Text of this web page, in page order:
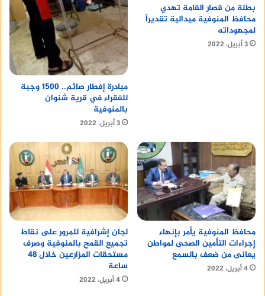
بطلة من قصار القامة تهدي
محافظ المنوفية ميدالية تقديراً
لمجهوداته
3 أبريل، 2022
مبادرة إفطار صائم.. 1500 وجبة
للفقراء في قرية شنوان
بالمنوفية
3 أبريل، 2022
محافظ المنوفية يأمر بإنهاء
إجراءات التأمين الصحى لمواطن
يعانى من ضعف بالسمع
4 أبريل، 2022
لجان إشرافية للمرور على نقاط
تجميع القمح بالمنوفية وصرف
مستحقات المزارعين خلال 48
ساعة
4 أبريل، 2022